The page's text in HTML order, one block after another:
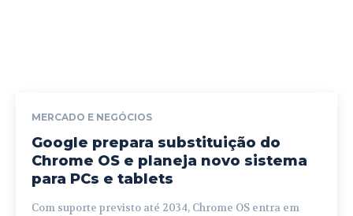
MERCADO E NEGÓCIOS
Google prepara substituição do
Chrome OS e planeja novo sistema
para PCs e tablets
Com suporte previsto até 2034, Chrome OS entra em